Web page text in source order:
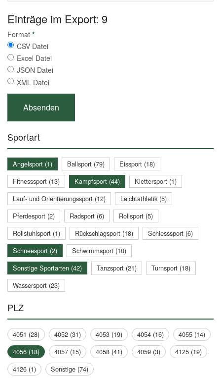
Einträge im Export: 9
Format *
CSV Datei
Excel Datei
JSON Datei
XML Datei
Sportart
Angelsport (1) Ballsport (79)
Eissport (18)
Fitnesssport (13)
Kampfsport (44)
Klettersport (1)
Lauf- und Orientierungssport (12)
Leichtathletik (5)
Pferdesport (2)
Radsport (6)
Rollsport (5)
Rollstuhlsport (1)
Rückschlagsport (18)
Schiesssport (6)
Schneesport (2)
Schwimmsport (10)
Sonstige Sportarten (42)
Tanzsport (21)
Turnsport (18)
Wassersport (23)
PLZ
4051 (28) 4052 (31) 4053 (19) 4054 (16)
4055 (14)
4056 (18)
4057 (15) 4058 (41) 4059 (3)
4125 (19)
4126 (1)
Sonstige (74)